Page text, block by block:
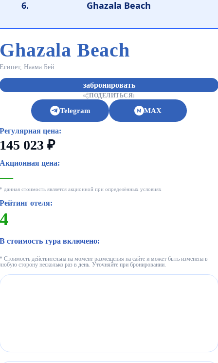
Ghazala Beach
Ghazala Beach
Египет, Наама Бей
забронировать
ПОДЕЛИТЬСЯ:
Telegram MAX
Регулярная цена:
145 023 ₽
Акционная цена:
—
* данная стоимость является акционной при определённых условиях
Рейтинг отеля:
4
В стоимость тура включено:
* Стоимость действительна на момент размещения на сайте и может быть изменена в
любую сторону несколько раз в день. Уточняйте при бронировании.